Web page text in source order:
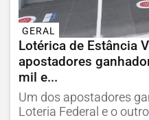
GERAL
Lotérica de Estância
apostadores
mil e...
Um dos apostadores
Loteria Federal e o